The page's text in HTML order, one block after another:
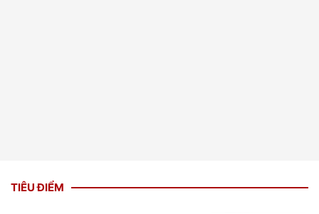
TIÊU ĐIỂM